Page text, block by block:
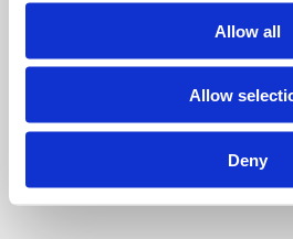
Allow all
Allow
Deny
Η έκπτωση ισχύει για φοιτητές/
της Διεθνούς Φοιτητικής Ταυτότητας
συμπεριλαμβανομένων των
Ιδιωτικών Σχολών. Δεν ισχύει για
ισχύει και για ασυνόδευτα ΙΧ &
Άδεια Κυκλοφορίας του οχήματος